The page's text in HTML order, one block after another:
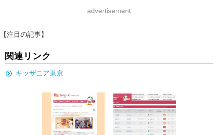
advertisement
【注目の記事】
関連リンク
キッザニア東京